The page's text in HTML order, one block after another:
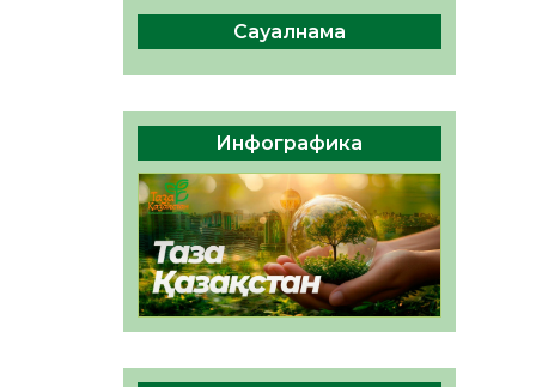
беруге дайын
ӘРБІР ДАУЫС – ҚОҒАМ
ДАМУЫНА ҚОСЫЛҒАН
ҮЛЕС
05.08.2026
35 0
Сауалнама
Инфографика